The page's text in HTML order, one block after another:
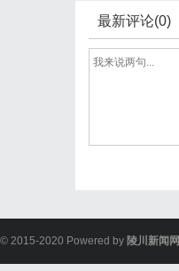
最新评论(0)
© 2015-2020 Powered by 陵川新闻网